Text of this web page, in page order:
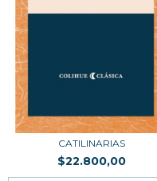
CATILINARIAS
$22.800,00